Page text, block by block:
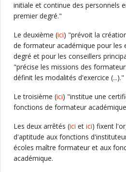
initiale et continue des personnels
premier degré."
Le deuxième (ici) "prévoit la
de formateur académique pour les
degré et pour les conseillers
"précise les missions des
définit les modalités d'exercice (...)."
Le troisième (ici) "institue une
fonctions de formateur
Les deux arrêtés (ici et ici) fixent
d'aptitude aux fonctions
écoles maître formateur et aux
académique.